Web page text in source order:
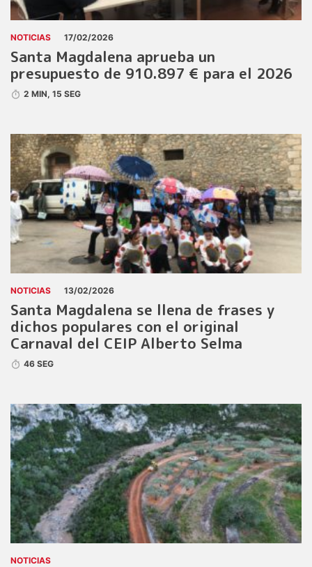
NOTICIAS 17/02/2026
Santa Magdalena aprueba un
presupuesto de 910.897 € para el 2026
2 MIN, 15 SEG
NOTICIAS 13/02/2026
Santa Magdalena se llena de frases y
dichos populares con el original
Carnaval del CEIP Alberto Selma
46 SEG
NOTICIAS